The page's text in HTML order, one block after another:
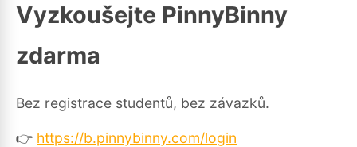
Vyzkoušejte PinnyBinny
zdarma
Bez registrace studentů, bez závazků.
👉 https://b.pinnybinny.com/login